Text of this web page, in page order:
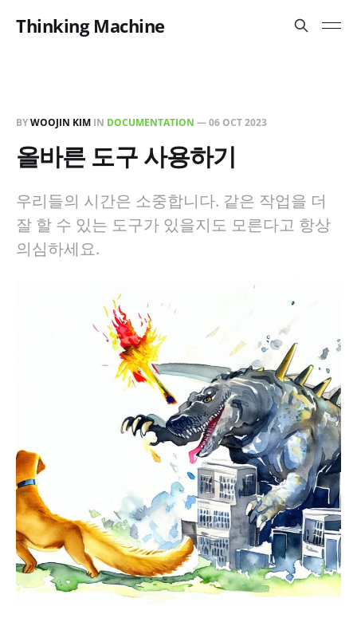
Thinking Machine
BYWOOJIN KIM IN DOCUMENTATION —06 OCT 2023
올바른 도구 사용하기
우리들의 시간은 소중합니다. 같은 작업을 더
잘 할 수 있는 도구가 있을지도 모른다고 항상
의심하세요.